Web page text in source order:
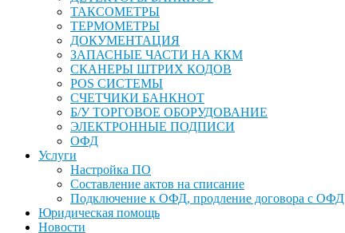
ТАКСОМЕТРЫ
ТЕРМОМЕТРЫ
ДОКУМЕНТАЦИЯ
ЗАПАСНЫЕ ЧАСТИ НА ККМ
СКАНЕРЫ ШТРИХ КОДОВ
POS СИСТЕМЫ
СЧЕТЧИКИ БАНКНОТ
Б/У ТОРГОВОЕ ОБОРУДОВАНИЕ
ЭЛЕКТРОННЫЕ ПОДПИСИ
ОФД
Услуги
Настройка ПО
Составление актов на списание
Подключение к ОФД, продление договора с ОФД
Юридическая помощь
Новости